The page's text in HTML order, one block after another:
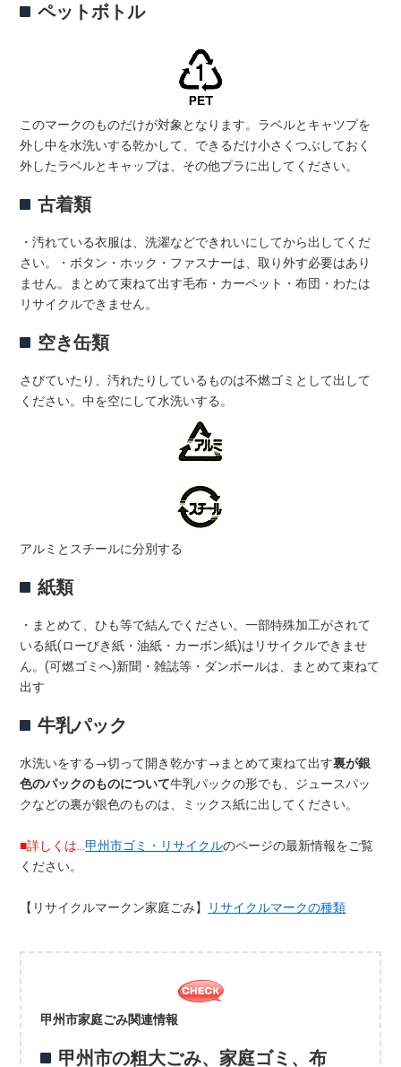
ペットボトル
このマークのものだけが対象となります。ラベルとキャツプを
外し中を水洗いする乾かして、できるだけ小さくつぶしておく
外したラベルとキャップは、その他プラに出してください。
古着類
・汚れている衣服は、洗濯などできれいにしてから出してくだ
さい。・ボタン・ホック・ファスナーは、取り外す必要はあり
ません。まとめて束ねて出す毛布・カーペット・布団・わたは
リサイクルできません。
空き缶類
さびていたり、汚れたりしているものは不燃ゴミとして出して
ください。中を空にして水洗いする。
アルミとスチールに分別する
紙類
・まとめて、ひも等で結んでください。一部特殊加工がされて
いる紙(ローびき紙・油紙・カーボン紙)はリサイクルできませ
ん。(可燃ゴミへ)新聞・雑誌等・ダンボールは、まとめて束ねて
出す
牛乳パック
水洗いをする→切って開き乾かす→まとめて束ねて出す裏が銀
色のパックのものについて牛乳パックの形でも、ジュースパッ
クなどの裏が銀色のものは、ミックス紙に出してください。
■詳しくは…甲州市ゴミ・リサイクルのページの最新情報をご覧
ください。
【リサイクルマークン家庭ごみ】 リサイクルマークの種類
甲州市家庭ごみ関連情報
甲州市の粗大ごみ、家庭ゴミ、布